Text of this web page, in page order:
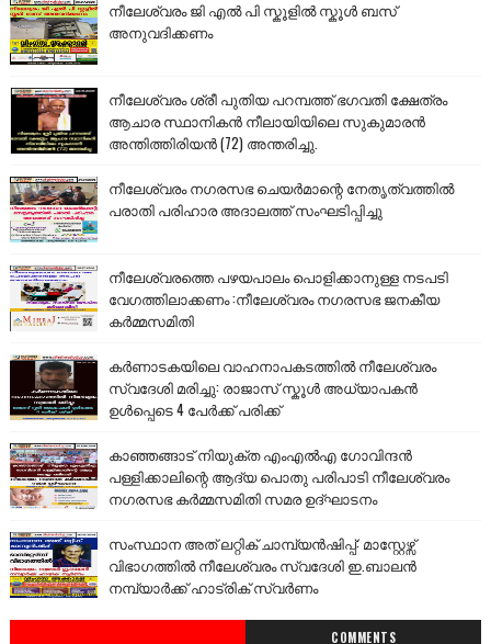
നീലേശ്വരം ജി എൽ പി സ്കൂളിൽ സ്കൂൾ ബസ്
അനുവദിക്കണം
നീലേശ്വരം ശ്രീ പുതിയ പറമ്പത്ത് ഭഗവതി ക്ഷേത്രം
ആചാര സ്ഥാനികൻ നീലായിയിലെ സുകുമാരൻ
അന്തിത്തിരിയൻ (72) അന്തരിച്ചു.
നീലേശ്വരം നഗരസഭ ചെയർമാന്റെ നേതൃത്വത്തിൽ
പരാതി പരിഹാര അദാലത്ത് സംഘടിപ്പിച്ചു
നീലേശ്വരത്തെ പഴയപാലം പൊളിക്കാനുള്ള നടപടി
വേഗത്തിലാക്കണം :നീലേശ്വരം നഗരസഭ ജനകീയ
കർമ്മസമിതി
കർണാടകയിലെ വാഹനാപകടത്തിൽ നീലേശ്വരം
സ്വദേശി മരിച്ചു: രാജാസ് സ്കൂൾ അധ്യാപകൻ
ഉൾപ്പെടെ 4 പേർക്ക് പരിക്ക്
കാഞ്ഞങ്ങാട് നിയുക്ത എംഎൽഎ ഗോവിന്ദൻ
പള്ളിക്കാലിന്റെ ആദ്യ പൊതു പരിപാടി നീലേശ്വരം
നഗരസഭ കർമ്മസമിതി സമര ഉദ്ഘാടനം
സംസ്ഥാന അത് ലറ്റിക് ചാമ്പ്യൻഷിപ്പ്: മാസ്റ്റേഴ്സ്
വിഭാഗത്തിൽ നീലേശ്വരം സ്വദേശി ഇ.ബാലൻ
നമ്പ്യാർക്ക് ഹാട്രിക് സ്വർണം
COMMENTS